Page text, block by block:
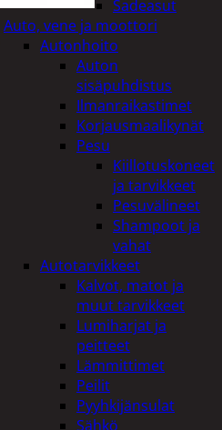
Sadeasut
Auto, vene ja moottori
Autonhoito
Auton
sisäpuhdistus
Ilmanraikastimet
Korjausmaalikynät
Pesu
Kiillotuskoneet
ja tarvikkeet
Pesuvälineet
Shampoot ja
vahat
Autotarvikkeet
Kalvot, matot ja
muut tarvikkeet
Lumiharjat ja
peitteet
Lämmittimet
Peilit
Pyyhkijänsulat
Sähkö